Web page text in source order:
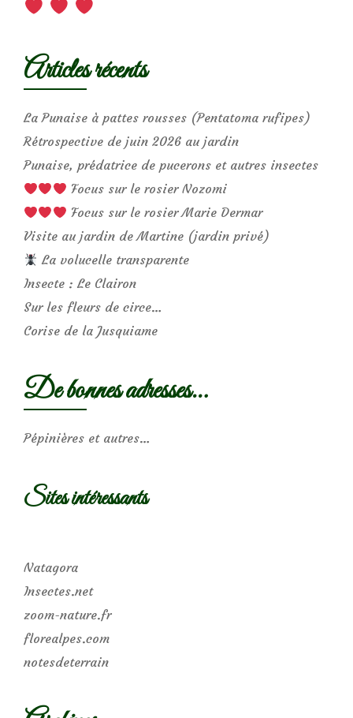
Articles récents
La Punaise à pattes rousses (Pentatoma rufipes)
Rétrospective de juin 2026 au jardin
Punaise, prédatrice de pucerons et autres insectes
Focus sur le rosier Nozomi
Focus sur le rosier Marie Dermar
Visite au jardin de Martine (jardin privé)
La volucelle transparente
Insecte : Le Clairon
Sur les fleurs de circe…
Corise de la Jusquiame
De bonnes adresses…
Pépinières et autres…
Sites intéressants
Natagora
Insectes.net
zoom-nature.fr
florealpes.com
notesdeterrain